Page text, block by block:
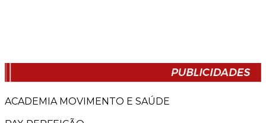
ACADEMIA MOVIMENTO E SAÚDE